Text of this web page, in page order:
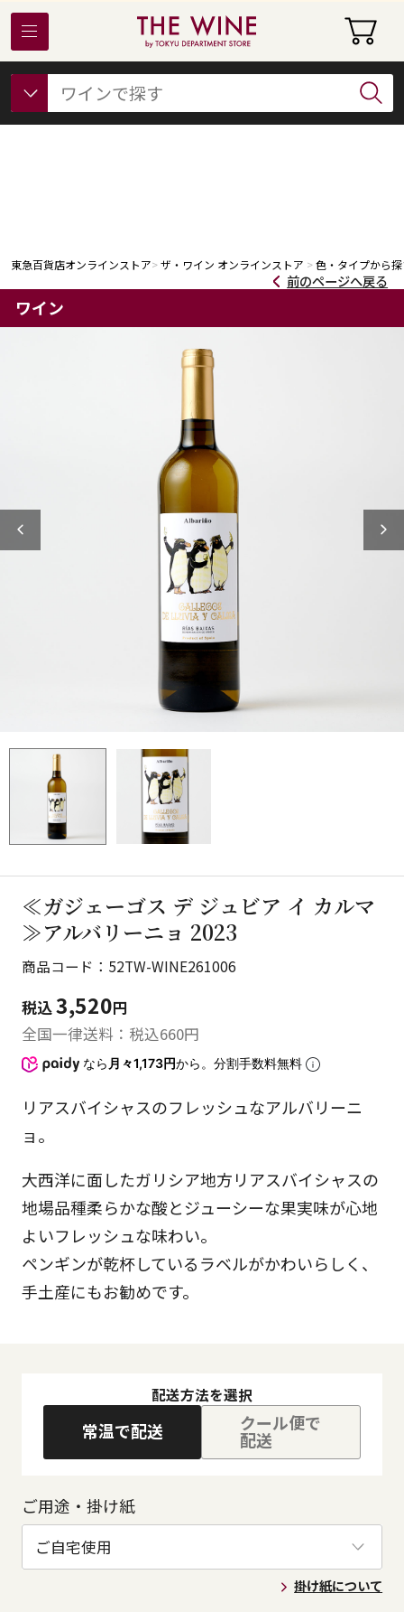
東急百貨店オンラインストアについて
フード ビューティー ギフト&ライフスタイル
東急百貨店オンラインストア ザ・ワイン オンラインストア 色・タイプから
前のページへ戻る
≪ガジェーゴス デ ジュビア イ カルマ
≫アルバリーニョ 2023
商品コード：52TW-WINE261006
税込3,520円
全国一律送料：税込660円
なら 月々1,173円から。分割手数料無料
リアスバイシャスのフレッシュなアルバリーニ
ョ。
大西洋に面したガリシア地方リアスバイシャスの
地場品種柔らかな酸とジューシーな果実味が心地
よいフレッシュな味わい。
ペンギンが乾杯しているラベルがかわいらしく、
手土産にもお勧めです。
配送方法を選択
常温で配送 クール便で
配送
ご用途・掛け紙
掛け紙について
ワイン